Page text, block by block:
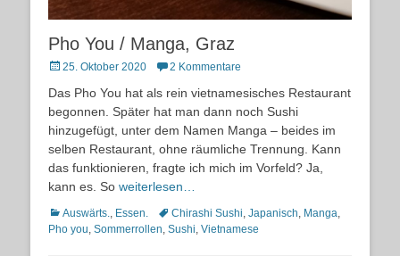
Pho You / Manga, Graz
Posted
25. Oktober 2020 2 Kommentare
Das Pho You hat als rein vietnamesisches Restaurant
begonnen. Später hat man dann noch Sushi
hinzugefügt, unter dem Namen Manga – beides im
selben Restaurant, ohne räumliche Trennung. Kann
das funktionieren, fragte ich mich im Vorfeld? Ja,
kann es. So weiterlesen…
Kategorien
Auswärts., Essen. Schlagworte
Chirashi Sushi, Japanisch, Manga,
Pho you, Sommerrollen, Sushi, Vietnamese